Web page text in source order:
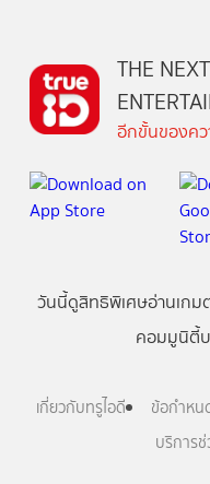
THE
อีกขั้นของคว
วันนี้ดูสิทธิพิเศษอ่านเกม
คอมมูนิตี้
เกี่ยวกับทรูไอดี ข้อกำหน
บริการช่